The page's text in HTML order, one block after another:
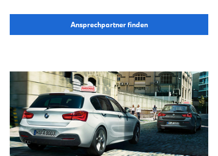
Ansprechpartner finden